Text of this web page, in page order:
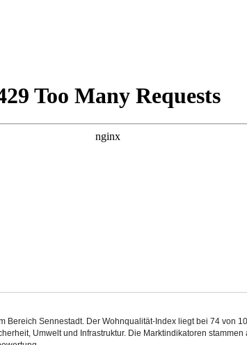
Bereich Sennestadt. Der Wohnqualität-Index liegt bei 74 von
Umwelt und Infrastruktur. Die Marktindikatoren